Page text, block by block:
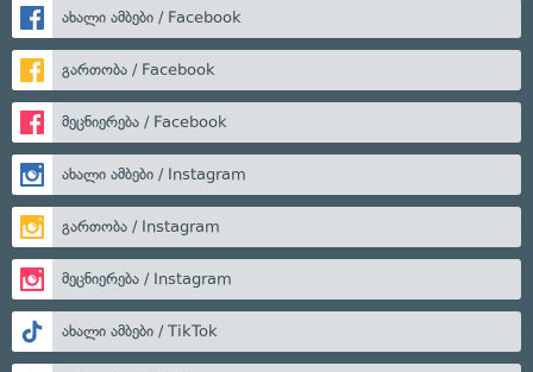
ახალი ამბები / Facebook
გართობა / Facebook
მეცნიერება / Facebook
ახალი ამბები / Instagram
გართობა / Instagram
მეცნიერება / Instagram
ახალი ამბები / TikTok